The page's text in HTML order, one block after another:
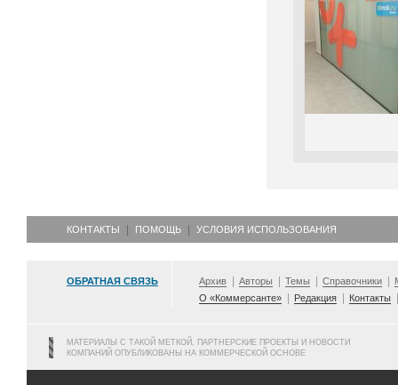
КОНТАКТЫ ПОМОЩЬ УСЛОВИЯ ИСПОЛЬЗОВАНИЯ
ОБРАТНАЯ СВЯЗЬ Архив Авторы Темы Справочники
О «Коммерсанте»
Редакция Контакты
МАТЕРИАЛЫ С ТАКОЙ МЕТКОЙ, ПАРТНЕРСКИЕ ПРОЕКТЫ И НОВОСТИ
КОМПАНИЙ ОПУБЛИКОВАНЫ НА КОММЕРЧЕСКОЙ ОСНОВЕ